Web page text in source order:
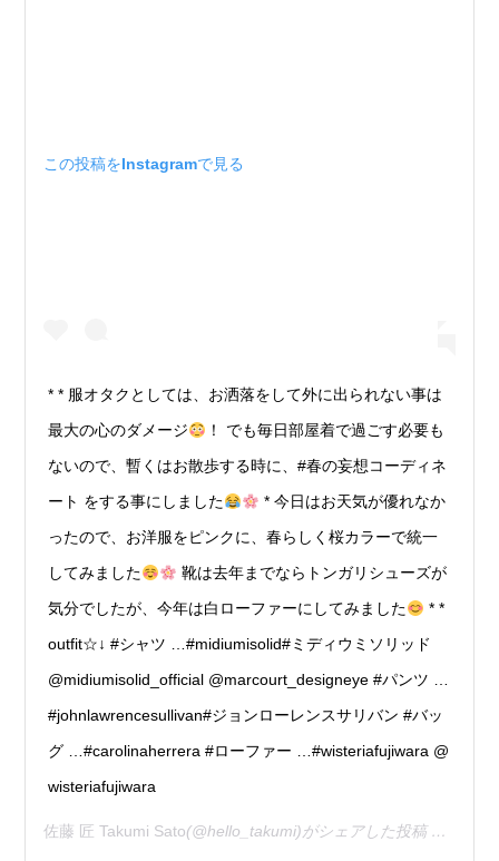
この投稿をInstagramで見る
* * 服オタクとしては、お洒落をして外に出られない事は
最大の心のダメージ
！ でも毎日部屋着で過ごす必要も
ないので、暫くはお散歩する時に、#春の妄想コーディネ
ート をする事にしました
* 今日はお天気が優れなか
ったので、お洋服をピンクに、春らしく桜カラーで統一
してみました
靴は去年までならトンガリシューズが
気分でしたが、今年は白ローファーにしてみました
* *
outfit☆↓ #シャツ …#midiumisolid#ミディウミソリッド
@midiumisolid_official @marcourt_designeye #パンツ …
#johnlawrencesullivan#ジョンローレンスサリバン #バッ
グ …#carolinaherrera #ローファー …#wisteriafujiwara @
wisteriafujiwara
佐藤 匠 Takumi Sato(@hello_takumi)がシェアした投稿 –